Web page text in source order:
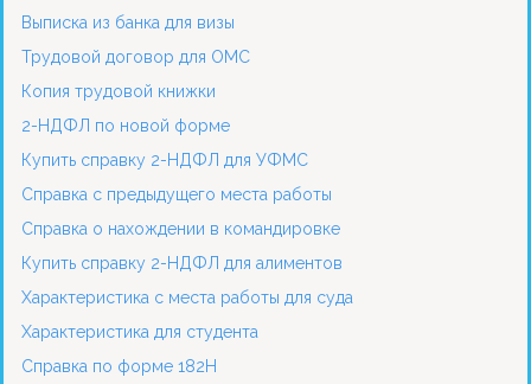
Выписка из банка для визы
Трудовой договор для ОМС
Копия трудовой книжки
2-НДФЛ по новой форме
Купить справку 2-НДФЛ для УФМС
Справка с предыдущего места работы
Справка о нахождении в командировке
Купить справку 2-НДФЛ для алиментов
Характеристика с места работы для суда
Характеристика для студента
Справка по форме 182Н